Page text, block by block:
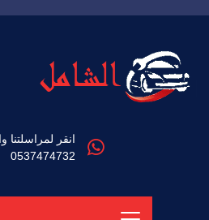
انقر لمراسلتنا
0537474732